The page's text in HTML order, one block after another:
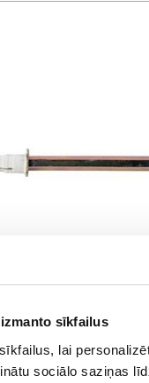
sīkfailus
lai
sociālo saziņas